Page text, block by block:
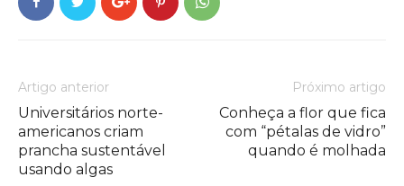
Artigo anterior
Universitários norte-
americanos criam
prancha sustentável
usando algas
Próximo artigo
Conheça a flor que fica
com “pétalas de vidro”
quando é molhada